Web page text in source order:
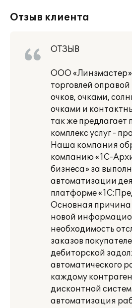
Отзыв клиента
ОТЗЫВ
ООО «Линзмастер»
торговлей
очков, очками,
очками и
так же предлагает
комплекс услуг -
Наша компания
компанию «1С-
бизнеса» за
автоматизации
платформе
Основная причина
новой
необходимость
заказов
дебиторской
автоматического
каждому
дисконтной
автоматизация